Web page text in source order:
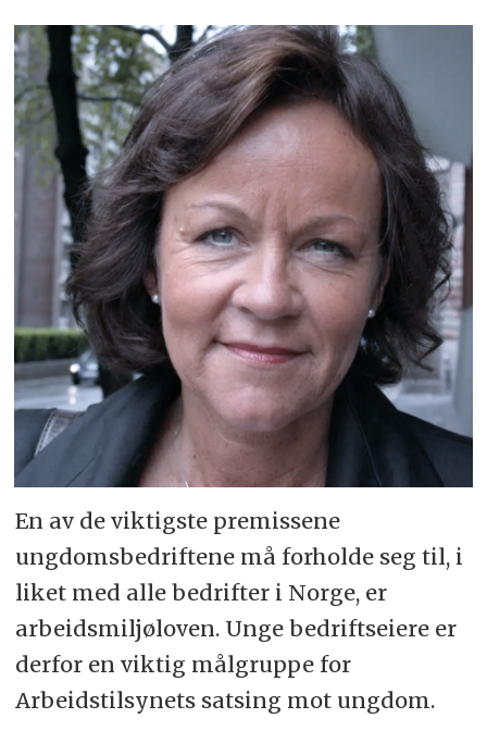
En av de viktigste premissene
ungdomsbedriftene må forholde seg til, i
liket med alle bedrifter i Norge, er
arbeidsmiljøloven. Unge bedriftseiere er
derfor en viktig målgruppe for
Arbeidstilsynets satsing mot ungdom.